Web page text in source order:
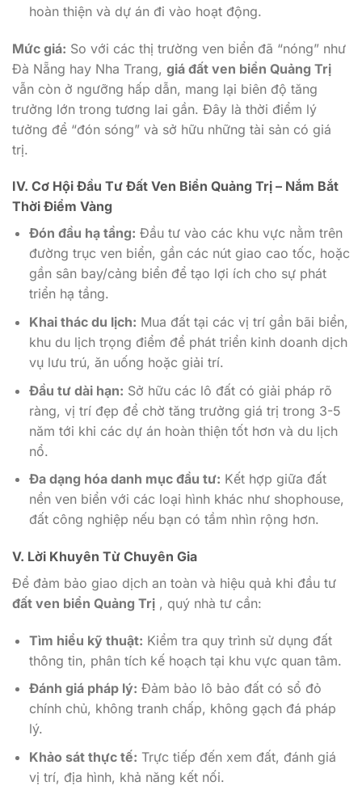
hoàn thiện và dự án đi vào hoạt động.
Mức giá: So với các thị trường ven biển đã “nóng” như
Đà Nẵng hay Nha Trang, giá đất ven biển Quảng Trị
vẫn còn ở ngưỡng hấp dẫn, mang lại biên độ tăng
trưởng lớn trong tương lai gần. Đây là thời điểm lý
tưởng để “đón sóng” và sở hữu những tài sản có giá
trị.
IV. Cơ Hội Đầu Tư Đất Ven Biển Quảng Trị – Nắm Bắt
Thời Điểm Vàng
Đón đầu hạ tầng: Đầu tư vào các khu vực nằm trên
đường trục ven biển, gần các nút giao cao tốc, hoặc
gần sân bay/cảng biển để tạo lợi ích cho sự phát
triển hạ tầng.
Khai thác du lịch: Mua đất tại các vị trí gần bãi biển,
khu du lịch trọng điểm để phát triển kinh doanh dịch
vụ lưu trú, ăn uống hoặc giải trí.
Đầu tư dài hạn: Sở hữu các lô đất có giải pháp rõ
ràng, vị trí đẹp để chờ tăng trưởng giá trị trong 3-5
năm tới khi các dự án hoàn thiện tốt hơn và du lịch
nổ.
Đa dạng hóa danh mục đầu tư: Kết hợp giữa đất
nền ven biển với các loại hình khác như shophouse,
đất công nghiệp nếu bạn có tầm nhìn rộng hơn.
V. Lời Khuyên Từ Chuyên Gia
Để đảm bảo giao dịch an toàn và hiệu quả khi đầu tư
đất ven biển Quảng Trị , quý nhà tư cần:
Tìm hiểu kỹ thuật: Kiểm tra quy trình sử dụng đất
thông tin, phân tích kế hoạch tại khu vực quan tâm.
Đánh giá pháp lý: Đảm bảo lô bảo đất có sổ đỏ
chính chủ, không tranh chấp, không gạch đá pháp
lý.
Khảo sát thực tế: Trực tiếp đến xem đất, đánh giá
vị trí, địa hình, khả năng kết nối.